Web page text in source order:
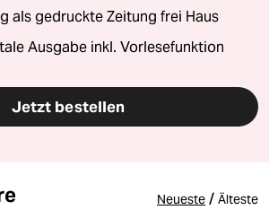
als gedruckte Zeitung frei Haus
Ausgabe inkl. Vorlesefunktion
Jetzt bestellen
Neueste / Älteste